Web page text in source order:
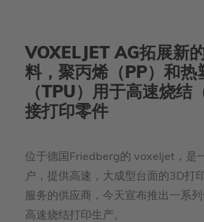
VOXELJET AG拓展新
料，聚丙烯（PP）和热
（TPU）用于高速烧结
接打印零件
位于德国Friedberg的 voxeljet，是
户，提供高速，大成型台面的3D打
服务的供应商，今天宣布推出一系
高速烧结打印生产。